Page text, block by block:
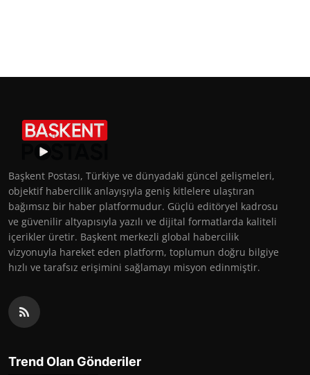
Başkent Postası, Türkiye ve dünyadaki güncel gelişmeleri,
objektif habercilik anlayışıyla geniş kitlelere ulaştıran
bağımsız bir haber platformudur. Güçlü editöryel kadrosu
ve güvenilir altyapısıyla yazılı ve dijital formatlarda kaliteli
içerikler üretir. Başkent merkezli global habercilik
vizyonuyla hareket eden platform, toplumun doğru bilgiye
hızlı ve tarafsız erişimini sağlamayı misyon edinmiştir.
Trend Olan Gönderiler